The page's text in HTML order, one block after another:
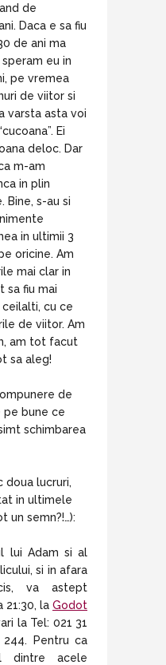
de
Daca e sa fiu
de ani ma
eu in
pe vremea
de viitor si
varsta asta voi
Ei
deloc. Dar
m-am
in plin
Bine, s-au si
in ultimii 3
oricine. Am
mai clar in
sa fiu mai
cu ce
de viitor. Am
am tot facut
sa aleg!
de
pe bune ce
schimbarea
doua lucruri,
in ultimele
un semn?!…):
lui Adam si al
si in afara
va astept
21:30, la Godot
la Tel: 021 31
Pentru ca
dintre acele